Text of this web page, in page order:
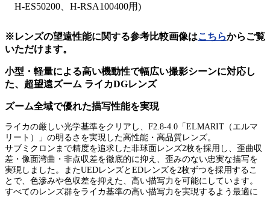
H-ES50200、H-RSA100400用)
※レンズの望遠性能に関する参考比較画像はこちらからご覧
いただけます。
小型・軽量による高い機動性で幅広い撮影シーンに対応し
た、超望遠ズーム ライカDGレンズ
ズーム全域で優れた描写性能を実現
ライカの厳しい光学基準をクリアし、F2.8-4.0「ELMARIT（エルマ
リート）」の明るさを実現した高性能・高品質レンズ。
サブミクロンまで精度を追求した非球面レンズ2枚を採用し、歪曲収
差・像面湾曲・非点収差を徹底的に抑え、歪みのない忠実な描写を
実現しました。またUEDレンズとEDレンズを2枚ずつを採用するこ
とで、色滲みや色収差を抑えた、高い描写力を可能にしています。
すべてのレンズ群をライカ基準の高い描写力を実現するよう最適に